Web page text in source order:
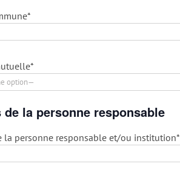
de la personne responsable
la personne responsable et/ou institution*